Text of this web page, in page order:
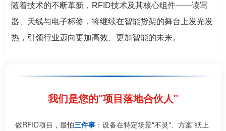
随着技术的不断革新，RFID技术及其核心组件——读写
器、天线与电子标签，将继续在智能货架的舞台上发光发
热，引领行业迈向更加高效、更加智能的未来。
我们是您的"项目落地合伙人"
做RFID项目，最怕三件事 ：设备在特定场景"不灵"、方案"纸上